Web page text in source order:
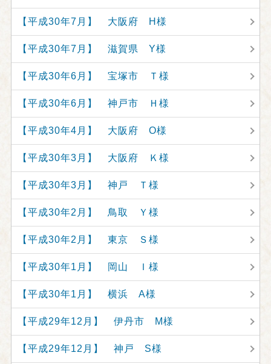
【平成30年7月】 大阪府 H様
【平成30年7月】 滋賀県 Y様
【平成30年6月】 宝塚市 Ｔ様
【平成30年6月】 神戸市 Ｈ様
【平成30年4月】 大阪府 O様
【平成30年3月】 大阪府 Ｋ様
【平成30年3月】 神戸 Ｔ様
【平成30年2月】 鳥取 Ｙ様
【平成30年2月】 東京 Ｓ様
【平成30年1月】 岡山 Ｉ様
【平成30年1月】 横浜 A様
【平成29年12月】 伊丹市 M様
【平成29年12月】 神戸 S様